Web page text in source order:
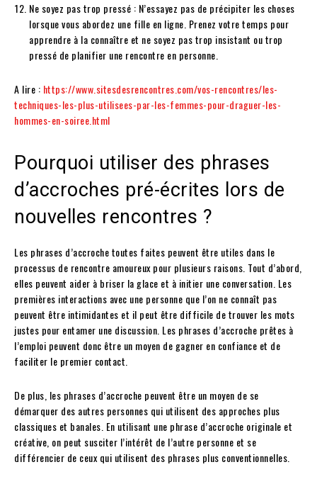
Ne soyez pas trop pressé : N’essayez pas de précipiter les choses
lorsque vous abordez une fille en ligne. Prenez votre temps pour
apprendre à la connaître et ne soyez pas trop insistant ou trop
pressé de planifier une rencontre en personne.
A lire : https://www.sitesdesrencontres.com/vos-rencontres/les-
techniques-les-plus-utilisees-par-les-femmes-pour-draguer-les-
hommes-en-soiree.html
Pourquoi utiliser des phrases
d’accroches pré-écrites lors de
nouvelles rencontres ?
Les phrases d’accroche toutes faites peuvent être utiles dans le
processus de rencontre amoureux pour plusieurs raisons. Tout d’abord,
elles peuvent aider à briser la glace et à initier une conversation. Les
premières interactions avec une personne que l’on ne connaît pas
peuvent être intimidantes et il peut être difficile de trouver les mots
justes pour entamer une discussion. Les phrases d’accroche prêtes à
l’emploi peuvent donc être un moyen de gagner en confiance et de
faciliter le premier contact.
De plus, les phrases d’accroche peuvent être un moyen de se
démarquer des autres personnes qui utilisent des approches plus
classiques et banales. En utilisant une phrase d’accroche originale et
créative, on peut susciter l’intérêt de l’autre personne et se
différencier de ceux qui utilisent des phrases plus conventionnelles.